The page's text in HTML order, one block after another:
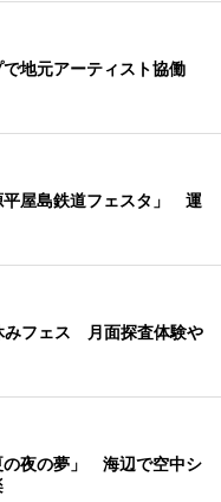
地元アーティスト協働
平屋島鉄道フェスタ」 運
みフェス 月面探査体験や
の夜の夢」 海辺で空中シ